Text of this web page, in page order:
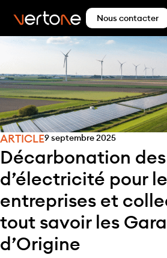
Nous contacter
ARTICLE9 septembre 2025
Décarbonation
d’électricité pour
entreprises et
tout savoir les
d’Origine